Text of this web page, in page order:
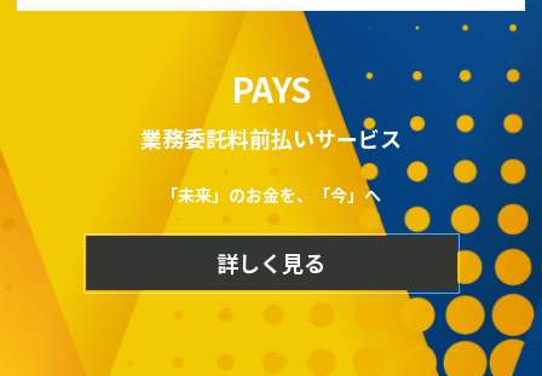
PAYS
業務委託料前払いサービス
「未来」のお金を、「今」へ
詳しく見る